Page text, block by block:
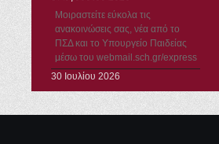
Μοιραστείτε εύκολα τις
ανακοινώσεις σας, νέα από το
ΠΣΔ και το Υπουργείο Παιδείας
μέσω του webmail.sch.gr/express
30 Ιουλίου 2026